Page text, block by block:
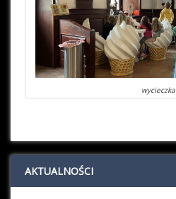
wycieczka
AKTUALNOŚCI